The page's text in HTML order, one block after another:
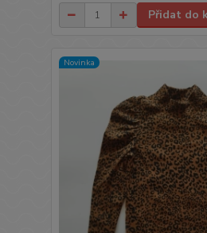
Přidat do
Novinka